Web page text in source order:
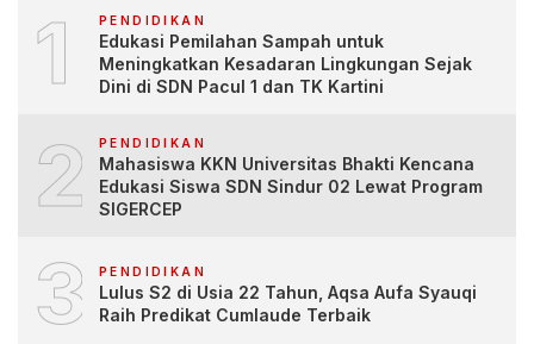
1 PENDIDIKAN
Edukasi Pemilahan Sampah untuk
Meningkatkan Kesadaran Lingkungan Sejak
Dini di SDN Pacul 1 dan TK Kartini
2 PENDIDIKAN
Mahasiswa KKN Universitas Bhakti Kencana
Edukasi Siswa SDN Sindur 02 Lewat Program
SIGERCEP
3 PENDIDIKAN
Lulus S2 di Usia 22 Tahun, Aqsa Aufa Syauqi
Raih Predikat Cumlaude Terbaik